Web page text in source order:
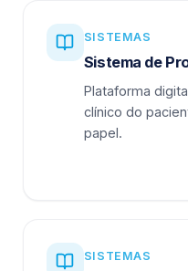
SISTEMAS
Sistema de
Plataforma
clínico do
papel.
SISTEMAS